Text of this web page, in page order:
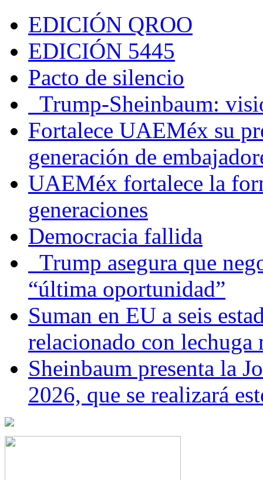
EDICIÓN QROO
EDICIÓN 5445
Pacto de silencio
Trump-Sheinbaum:
Fortalece UAEMéx su
generación de
UAEMéx fortalece la
generaciones
Democracia fallida
Trump asegura que
“última oportunidad”
Suman en EU a seis
relacionado con lechuga
Sheinbaum presenta la
2026, que se realizará